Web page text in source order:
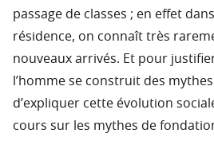
passage de classes ; en effet
résidence, on connaît très
nouveaux arrivés. Et pour
l’homme se construit des
d’expliquer cette évolution
cours sur les mythes de